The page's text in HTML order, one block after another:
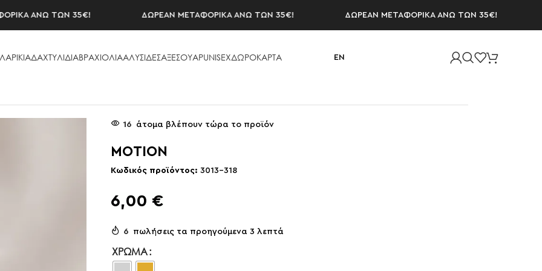
ΑΝΩ ΤΩΝ 35€! ΔΩΡΕΑΝ ΜΕΤΑΦΟΡΙΚΑ ΑΝΩ ΤΩΝ 35€! ΔΩΡΕΑΝ ΜΕΤΑΦΟΡΙΚΑ ΑΝΩ ΤΩΝ 35€!
ΔΑΧΤΥΛΙΔΙΑΒΡΑΧΙΟΛΙΑΑΛΥΣΙΔΕΣΑΞΕΣΟΥAΡUNISEXΔΩΡΟΚΑΡΤΑ EN
16 άτομα βλέπουν τώρα το προϊόν
MOTION
Κωδικός προϊόντος: 3013-318
6,00 €
6 πωλήσεις τα προηγούμενα 3 λεπτά
ΧΡΏΜΑ